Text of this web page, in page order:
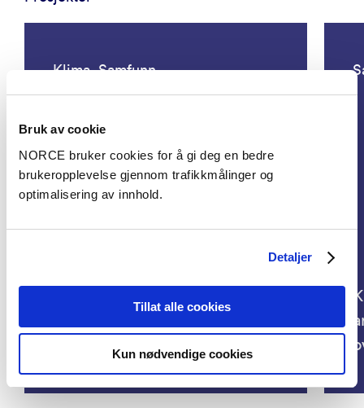
Bruk av cookie
NORCE bruker cookies for å gi deg en bedre
brukeropplevelse gjennom trafikkmålinger og
optimalisering av innhold.
Detaljer
Tillat alle cookies
Kun nødvendige cookies
Klima, Samfunn
(LANDSCAPE)